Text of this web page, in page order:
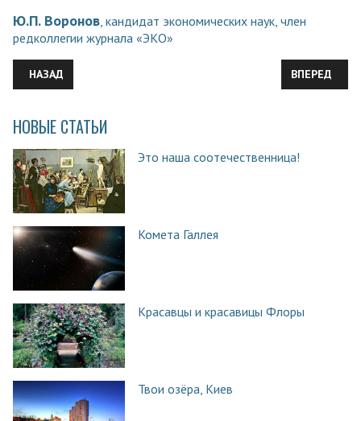
Ю.П. Воронов, кандидат экономических наук, член
редколлегии журнала «ЭКО»
ПРЕДЫДУЩИЙ: ПРИОНЫ – НОВАЯ СТРАНИЦА В
НАЗАД ВПЕРЕД
НОВЫЕ СТАТЬИ
Это наша соотечественница!
Комета Галлея
Красавцы и красавицы Флоры
Твои озёра, Киев